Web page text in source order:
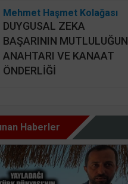
Mehmet Haşmet Kolağası
DUYGUSAL ZEKA
BAŞARININ MUTLULUĞUN
ANAHTARI VE KANAAT
ÖNDERLİĞİ
GÜZEL İNSAN ŞARTI BU,
HAZ OLMAZ DAR’A KARŞI
Şemsettin Günay
BİR BAŞIMIZI KALDIRIP
Haberler